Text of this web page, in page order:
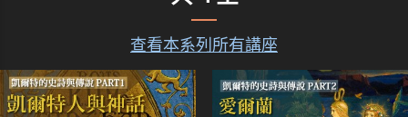
查看本系列所有講座